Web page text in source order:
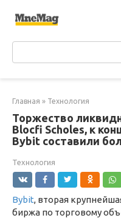
Главная » Технология
Торжество
Blocfi Scholes, к
Bybit составили
Технология
Bybit, вторая
биржа по торговому